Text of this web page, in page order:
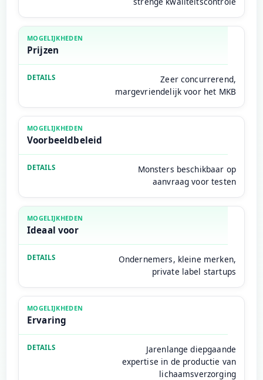
Prijzen
Zeer concurrerend,
margevriendelijk voor het MKB
Voorbeeldbeleid
Monsters beschikbaar op
aanvraag voor testen
Ideaal voor
Ondernemers, kleine merken,
private label startups
Ervaring
Jarenlange diepgaande
expertise in de productie van
lichaamsverzorging